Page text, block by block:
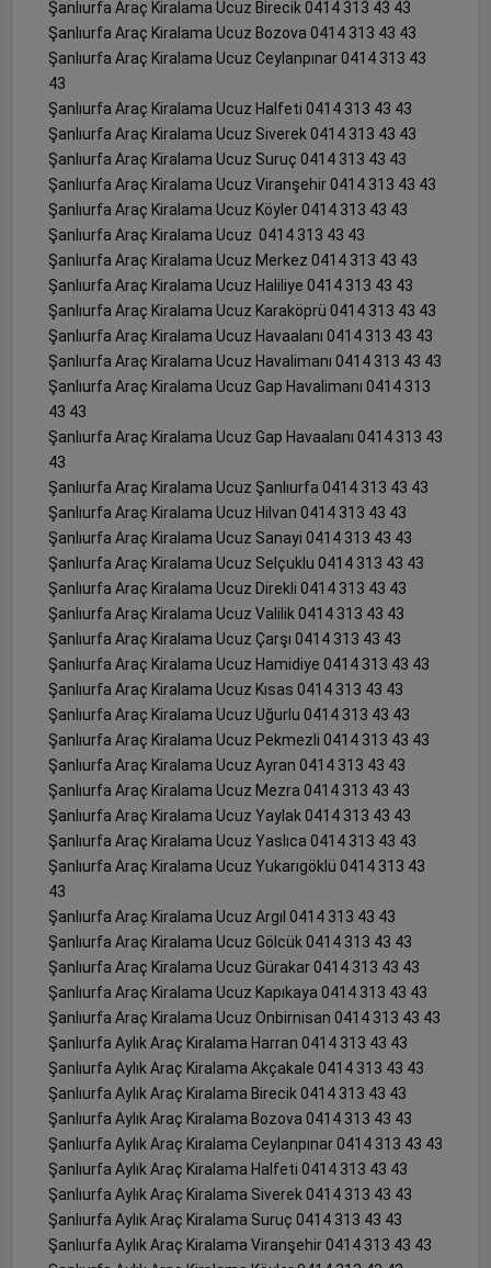
Şanlıurfa Araç Kiralama Ucuz Birecik 0414 313 43 43
Şanlıurfa Araç Kiralama Ucuz Bozova 0414 313 43 43
Şanlıurfa Araç Kiralama Ucuz Ceylanpınar 0414 313 43
43
Şanlıurfa Araç Kiralama Ucuz Halfeti 0414 313 43 43
Şanlıurfa Araç Kiralama Ucuz Siverek 0414 313 43 43
Şanlıurfa Araç Kiralama Ucuz Suruç 0414 313 43 43
Şanlıurfa Araç Kiralama Ucuz Viranşehir 0414 313 43 43
Şanlıurfa Araç Kiralama Ucuz Köyler 0414 313 43 43
Şanlıurfa Araç Kiralama Ucuz 0414 313 43 43
Şanlıurfa Araç Kiralama Ucuz Merkez 0414 313 43 43
Şanlıurfa Araç Kiralama Ucuz Haliliye 0414 313 43 43
Şanlıurfa Araç Kiralama Ucuz Karaköprü 0414 313 43 43
Şanlıurfa Araç Kiralama Ucuz Havaalanı 0414 313 43 43
Şanlıurfa Araç Kiralama Ucuz Havalimanı 0414 313 43 43
Şanlıurfa Araç Kiralama Ucuz Gap Havalimanı 0414 313
43 43
Şanlıurfa Araç Kiralama Ucuz Gap Havaalanı 0414 313 43
43
Şanlıurfa Araç Kiralama Ucuz Şanlıurfa 0414 313 43 43
Şanlıurfa Araç Kiralama Ucuz Hilvan 0414 313 43 43
Şanlıurfa Araç Kiralama Ucuz Sanayi 0414 313 43 43
Şanlıurfa Araç Kiralama Ucuz Selçuklu 0414 313 43 43
Şanlıurfa Araç Kiralama Ucuz Direkli 0414 313 43 43
Şanlıurfa Araç Kiralama Ucuz Valilik 0414 313 43 43
Şanlıurfa Araç Kiralama Ucuz Çarşı 0414 313 43 43
Şanlıurfa Araç Kiralama Ucuz Hamidiye 0414 313 43 43
Şanlıurfa Araç Kiralama Ucuz Kısas 0414 313 43 43
Şanlıurfa Araç Kiralama Ucuz Uğurlu 0414 313 43 43
Şanlıurfa Araç Kiralama Ucuz Pekmezli 0414 313 43 43
Şanlıurfa Araç Kiralama Ucuz Ayran 0414 313 43 43
Şanlıurfa Araç Kiralama Ucuz Mezra 0414 313 43 43
Şanlıurfa Araç Kiralama Ucuz Yaylak 0414 313 43 43
Şanlıurfa Araç Kiralama Ucuz Yaslıca 0414 313 43 43
Şanlıurfa Araç Kiralama Ucuz Yukarıgöklü 0414 313 43
43
Şanlıurfa Araç Kiralama Ucuz Argıl 0414 313 43 43
Şanlıurfa Araç Kiralama Ucuz Gölcük 0414 313 43 43
Şanlıurfa Araç Kiralama Ucuz Gürakar 0414 313 43 43
Şanlıurfa Araç Kiralama Ucuz Kapıkaya 0414 313 43 43
Şanlıurfa Araç Kiralama Ucuz Onbirnisan 0414 313 43 43
Şanlıurfa Aylık Araç Kiralama Harran 0414 313 43 43
Şanlıurfa Aylık Araç Kiralama Akçakale 0414 313 43 43
Şanlıurfa Aylık Araç Kiralama Birecik 0414 313 43 43
Şanlıurfa Aylık Araç Kiralama Bozova 0414 313 43 43
Şanlıurfa Aylık Araç Kiralama Ceylanpınar 0414 313 43 43
Şanlıurfa Aylık Araç Kiralama Halfeti 0414 313 43 43
Şanlıurfa Aylık Araç Kiralama Siverek 0414 313 43 43
Şanlıurfa Aylık Araç Kiralama Suruç 0414 313 43 43
Şanlıurfa Aylık Araç Kiralama Viranşehir 0414 313 43 43